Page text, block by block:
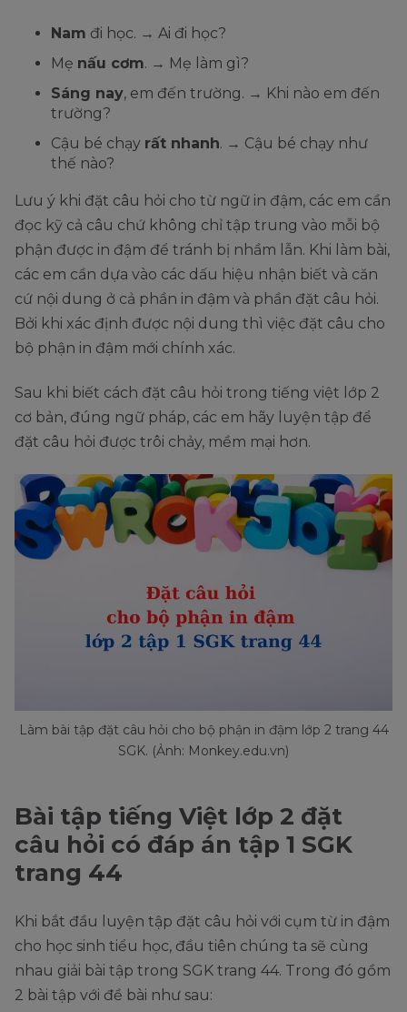
Nam đi học. → Ai đi học?
Mẹ nấu cơm. → Mẹ làm gì?
Sáng nay, em đến trường. → Khi nào em đến
trường?
Cậu bé chạy rất nhanh. → Cậu bé chạy như
thế nào?
Lưu ý khi đặt câu hỏi cho từ ngữ in đậm, các em cần
đọc kỹ cả câu chứ không chỉ tập trung vào mỗi bộ
phận được in đậm để tránh bị nhầm lẫn. Khi làm bài,
các em cần dựa vào các dấu hiệu nhận biết và căn
cứ nội dung ở cả phần in đậm và phần đặt câu hỏi.
Bởi khi xác định được nội dung thì việc đặt câu cho
bộ phận in đậm mới chính xác.
Sau khi biết cách đặt câu hỏi trong tiếng việt lớp 2
cơ bản, đúng ngữ pháp, các em hãy luyện tập để
đặt câu hỏi được trôi chảy, mềm mại hơn.
Làm bài tập đặt câu hỏi cho bộ phận in đậm lớp 2 trang 44
SGK. (Ảnh: Monkey.edu.vn)
Bài tập tiếng Việt lớp 2 đặt
câu hỏi có đáp án tập 1 SGK
trang 44
Khi bắt đầu luyện tập đặt câu hỏi với cụm từ in đậm
cho học sinh tiểu học, đầu tiên chúng ta sẽ cùng
nhau giải bài tập trong SGK trang 44. Trong đó gồm
2 bài tập với đề bài như sau: